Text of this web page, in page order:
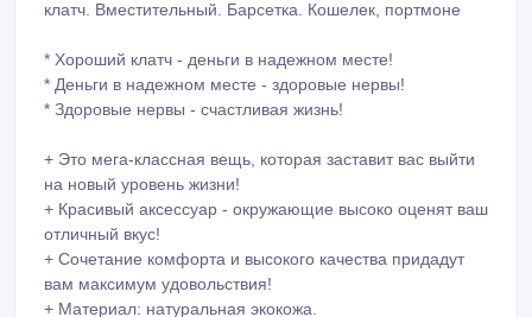
* Деньги в надежном месте - здоровые нервы!
* Здоровые нервы - счастливая жизнь!
на новый уровень жизни!
+ Красивый аксессуар - окружающие высоко оценят ваш
отличный вкус!
+ Сочетание комфорта и высокого качества придадут
вам максимум удовольствия!
+ Материал: натуральная экокожа.
+ Очень вместительный. Поместятся сотовый телефон,